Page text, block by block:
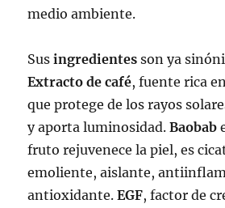
medio ambiente.
Susingredientes son ya
Extracto de café, fuente rica
que protege de los rayos
y aporta luminosidad.Baobab
fruto rejuvenece la piel, es
emoliente, aislante,
antioxidante.EGF, factor de